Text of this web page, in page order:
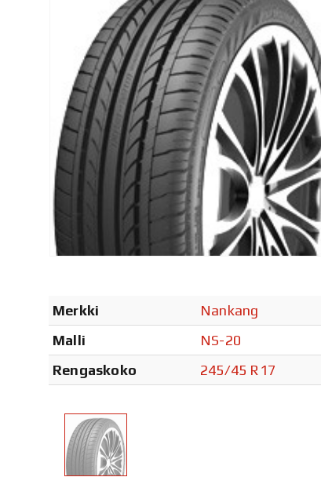
Merkki
Nankang
Malli
NS-20
Rengaskoko
245/45 R17